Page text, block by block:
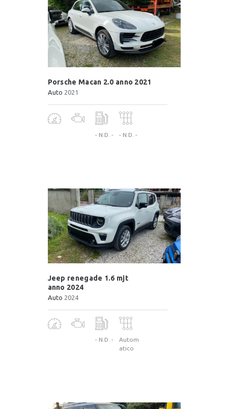
Porsche Macan 2.0 anno 2021
Auto 2021
- N.D. - - N.D. -
Jeep renegade 1.6 mjt
anno 2024
Auto 2024
- N.D. -
Autom
atico